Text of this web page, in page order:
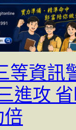
等資訊
進攻